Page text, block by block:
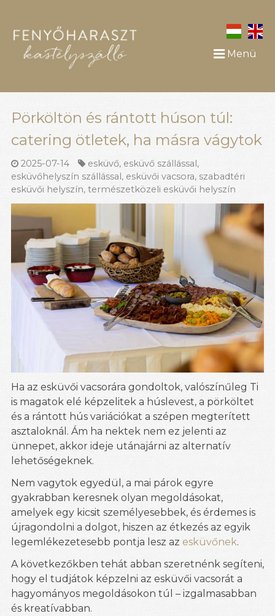
Menü
Pörköltön és rántott húson túl:
catering ötletek, ha másra vágytok
2025-07-14 esküvő, esküvő szállással ,
esküvőhelyszín szállással , esküvői vacsora, szabadtéri
esküvői helyszín, természetközeli esküvői helyszín
Ha az esküvői vacsorára gondoltok, valószínűleg Ti
is magatok elé képzelitek a húslevest, a pörköltet
és a rántott hús variációkat a szépen megterített
asztaloknál. Ám ha nektek nem ez jelenti az
ünnepet, akkor ideje utánajárni az alternatív
lehetőségeknek.
Nem vagytok egyedül, a mai párok egyre
gyakrabban keresnek olyan megoldásokat,
amelyek egy kicsit személyesebbek, és érdemes is
újragondolni a dolgot, hiszen az étkezés az egyik
legemlékezetesebb pontja lesz az esküvőnek.
A következőkben tehát abban szeretnénk segíteni,
hogy el tudjátok képzelni az esküvői vacsorát a
hagyományos megoldásokon túl – izgalmasabban
és kreatívabban.